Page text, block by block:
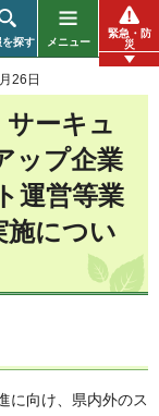
を探す メニュー
緊急・防
災
26日
サーキュ
ップ企業
運営等業
施につい
に向け、県内外のス